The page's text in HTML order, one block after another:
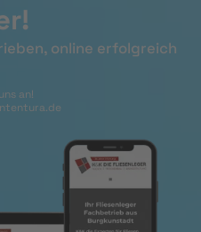
online erfolgreich
an!